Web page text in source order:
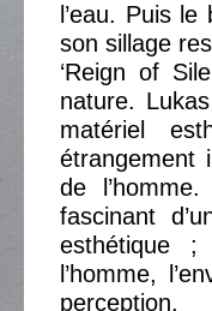
l’eau. Puis
son sillage
‘Reign of
nature.
matériel
étrangement
de
fascinant
esthétique ;
l’homme,
perception.